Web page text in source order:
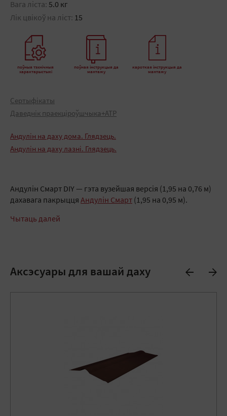
Вага ліста: 5.0 кг
Лік цвікоў на ліст: 15
поўныя тэхнічныя
характарыстыкі
поўная інструкцыя да
мантажу
кароткая інструкцыя да
мантажу
Сертыфікаты
Даведнік праекціроўшчыка+АТР
Андулін на даху дома. Глядзець.
Андулін на даху лазні. Глядзець.
Андулін Смарт DIY — гэта вузейшая версія (1,95 на 0,76 м)
дахавага пакрыцця Андулін Смарт (1,95 на 0,95 м).
Чытаць далей
Аксэсуары для вашай даху